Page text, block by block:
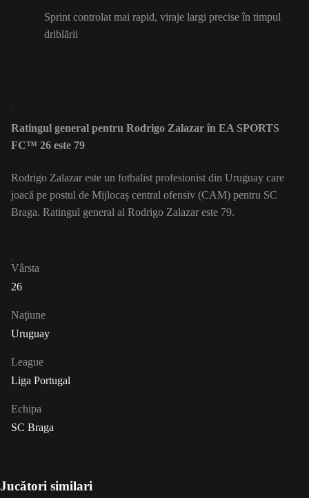
Sprint controlat mai rapid, viraje largi precise în timpul
driblării
Ratingul general pentru Rodrigo Zalazar în EA SPORTS
FC™ 26 este 79
Rodrigo Zalazar este un fotbalist profesionist din Uruguay care
joacă pe postul de Mijlocaș central ofensiv (CAM) pentru SC
Braga. Ratingul general al Rodrigo Zalazar este 79.
Vârsta
26
Naţiune
Uruguay
League
Liga Portugal
Echipa
SC Braga
Jucători similari